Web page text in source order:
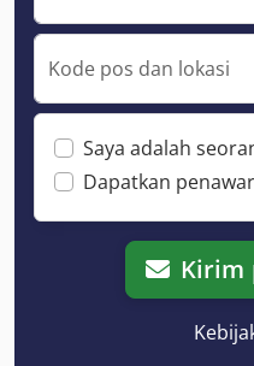
Kode pos dan lokasi
Saya adalah
Dapatkan
Kirim